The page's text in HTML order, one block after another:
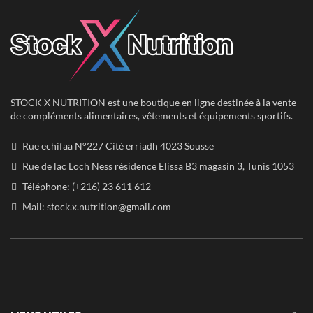
STOCK X NUTRITION est une boutique en ligne destinée à la vente
de compléments alimentaires, vêtements et équipements sportifs.
Rue echifaa N°227 Cité erriadh 4023 Sousse
Rue de lac Loch Ness résidence Elissa B3 magasin 3, Tunis 1053
Téléphone: (+216) 23 611 612
Mail: stock.x.nutrition@gmail.com